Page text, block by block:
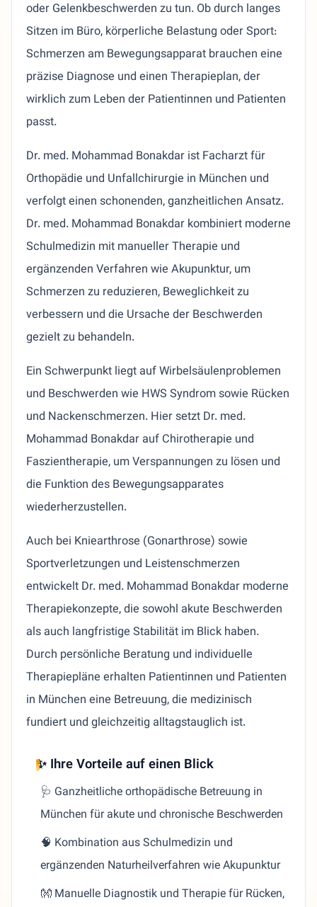
oder Gelenkbeschwerden zu tun. Ob durch langes
Sitzen im Büro, körperliche Belastung oder Sport:
Schmerzen am Bewegungsapparat brauchen eine
präzise Diagnose und einen Therapieplan, der
wirklich zum Leben der Patientinnen und Patienten
passt.
Dr. med. Mohammad Bonakdar ist Facharzt für
Orthopädie und Unfallchirurgie in München und
verfolgt einen schonenden, ganzheitlichen Ansatz.
Dr. med. Mohammad Bonakdar kombiniert moderne
Schulmedizin mit manueller Therapie und
ergänzenden Verfahren wie Akupunktur, um
Schmerzen zu reduzieren, Beweglichkeit zu
verbessern und die Ursache der Beschwerden
gezielt zu behandeln.
Ein Schwerpunkt liegt auf Wirbelsäulenproblemen
und Beschwerden wie HWS Syndrom sowie Rücken
und Nackenschmerzen. Hier setzt Dr. med.
Mohammad Bonakdar auf Chirotherapie und
Faszientherapie, um Verspannungen zu lösen und
die Funktion des Bewegungsapparates
wiederherzustellen.
Auch bei Kniearthrose (Gonarthrose) sowie
Sportverletzungen und Leistenschmerzen
entwickelt Dr. med. Mohammad Bonakdar moderne
Therapiekonzepte, die sowohl akute Beschwerden
als auch langfristige Stabilität im Blick haben.
Durch persönliche Beratung und individuelle
Therapiepläne erhalten Patientinnen und Patienten
in München eine Betreuung, die medizinisch
fundiert und gleichzeitig alltagstauglich ist.
✨ Ihre Vorteile auf einen Blick
🩺 Ganzheitliche orthopädische Betreuung in
München für akute und chronische Beschwerden
🧠 Kombination aus Schulmedizin und
ergänzenden Naturheilverfahren wie Akupunktur
👐 Manuelle Diagnostik und Therapie für Rücken,